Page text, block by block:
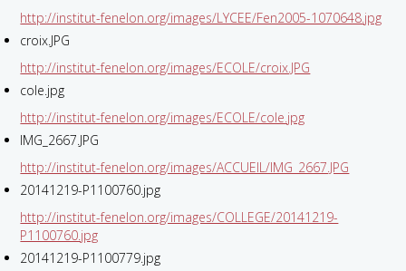
http://institut-fenelon.org/images/LYCEE/Fen2005-1070648.jpg
croix.JPG
http://institut-fenelon.org/images/ECOLE/croix.JPG
cole.jpg
http://institut-fenelon.org/images/ECOLE/cole.jpg
IMG_2667.JPG
http://institut-fenelon.org/images/ACCUEIL/IMG_2667.JPG
20141219-P1100760.jpg
http://institut-fenelon.org/images/COLLEGE/20141219-
P1100760.jpg
20141219-P1100779.jpg